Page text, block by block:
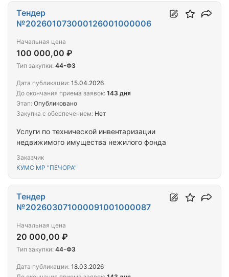
Услуги по технической инвентаризации
недвижимого имущества нежилого фонда
Заказчик
КУМС МР "ПЕЧОРА"
Тендер
№202601073000126001000006
Начальная цена
100 000,00 ₽
Тип закупки: 44-ФЗ
Дата публикации: 15.04.2026
До окончания приема заявок: 143 дня
Этап: Опубликовано
Закупка с обеспечением: Нет
Тендер
№202603071000091001000087
Начальная цена
20 000,00 ₽
Тип закупки: 44-ФЗ
Дата публикации: 18.03.2026